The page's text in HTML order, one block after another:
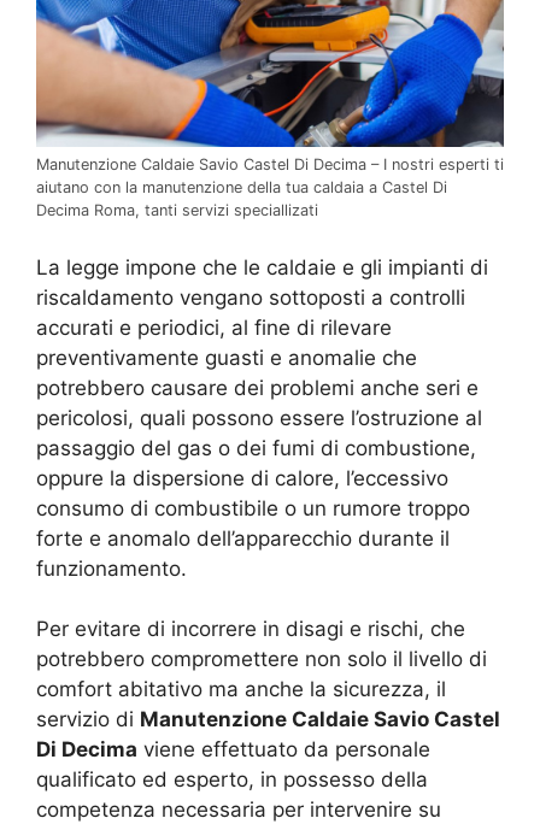
Manutenzione Caldaie Savio Castel Di Decima – I nostri esperti ti
aiutano con la manutenzione della tua caldaia a Castel Di
Decima Roma, tanti servizi speciallizati
La legge impone che le caldaie e gli impianti di
riscaldamento vengano sottoposti a controlli
accurati e periodici, al fine di rilevare
preventivamente guasti e anomalie che
potrebbero causare dei problemi anche seri e
pericolosi, quali possono essere l’ostruzione al
passaggio del gas o dei fumi di combustione,
oppure la dispersione di calore, l’eccessivo
consumo di combustibile o un rumore troppo
forte e anomalo dell’apparecchio durante il
funzionamento.
Per evitare di incorrere in disagi e rischi, che
potrebbero compromettere non solo il livello di
comfort abitativo ma anche la sicurezza, il
servizio di Manutenzione Caldaie Savio Castel
Di Decima viene effettuato da personale
qualificato ed esperto, in possesso della
competenza necessaria per intervenire su